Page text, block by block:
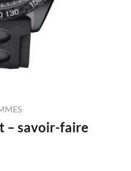
– savoir-faire